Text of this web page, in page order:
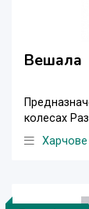
Вешала
колесах